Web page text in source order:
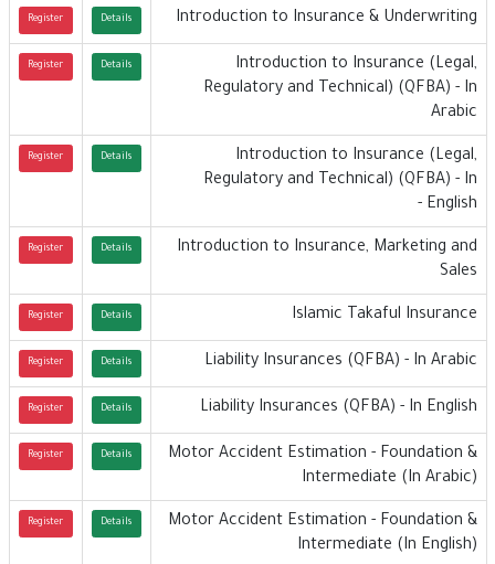
Introduction to Insurance & Underwriting
Details
Register
Introduction to Insurance (Legal,
Regulatory and Technical) (QFBA) - In
Arabic
Details
Register
Introduction to Insurance (Legal,
Regulatory and Technical) (QFBA) - In
English -
Details
Register
Introduction to Insurance, Marketing and
Sales
Details
Register
Islamic Takaful Insurance
Details
Register
Liability Insurances (QFBA) - In Arabic
Details
Register
Liability Insurances (QFBA) - In English
Details
Register
Motor Accident Estimation - Foundation &
Intermediate (In Arabic)
Details
Register
Motor Accident Estimation - Foundation &
Intermediate (In English)
Details
Register